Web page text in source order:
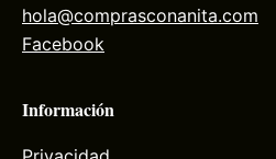
hola@comprasconanita.com
Facebook
Información